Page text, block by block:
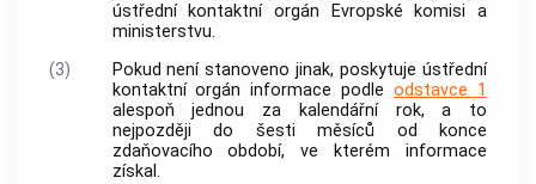
ústřední kontaktní orgán Evropské komisi a
ministerstvu.
(3)
Pokud není stanoveno jinak, poskytuje ústřední
kontaktní orgáninformace podleodstavce 1
alespoň jednou za kalendářní rok, a to
nejpozději do šesti měsíců od konce
zdaňovacího období, ve kterém informace
získal.